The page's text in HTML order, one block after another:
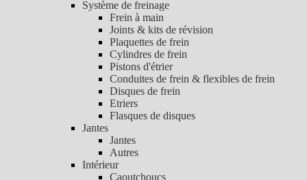
Système de freinage
Frein à main
Joints & kits de révision
Plaquettes de frein
Cylindres de frein
Pistons d'étrier
Conduites de frein & flexibles de frein
Disques de frein
Etriers
Flasques de disques
Jantes
Jantes
Autres
Intérieur
Caoutchoucs